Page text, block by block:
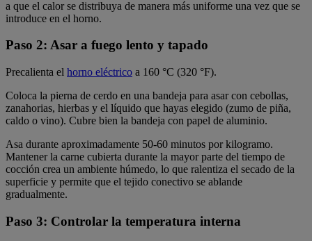
a que el calor se distribuya de manera más uniforme una vez que se
introduce en el horno.
Paso 2: Asar a fuego lento y tapado
Precalienta el horno eléctrico a 160 °C (320 °F).
Coloca la pierna de cerdo en una bandeja para asar con cebollas,
zanahorias, hierbas y el líquido que hayas elegido (zumo de piña,
caldo o vino). Cubre bien la bandeja con papel de aluminio.
Asa durante aproximadamente 50-60 minutos por kilogramo.
Mantener la carne cubierta durante la mayor parte del tiempo de
cocción crea un ambiente húmedo, lo que ralentiza el secado de la
superficie y permite que el tejido conectivo se ablande
gradualmente.
Paso 3: Controlar la temperatura interna